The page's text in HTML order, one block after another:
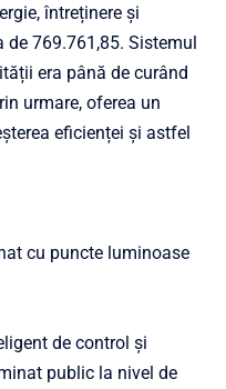
întreținere și
769.761,85. Sistemul
era până de curând
urmare, oferea un
eficienței și astfel
cu puncte luminoase
de control şi
public la nivel de